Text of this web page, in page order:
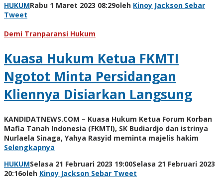
HUKUMRabu 1 Maret 2023 08:29oleh Kinoy Jackson Sebar
Tweet
Demi Tranparansi Hukum
Kuasa Hukum Ketua FKMTI
Ngotot Minta Persidangan
Kliennya Disiarkan Langsung
KANDIDATNEWS.COM – Kuasa Hukum Ketua Forum Korban
Mafia Tanah Indonesia (FKMTI), SK Budiardjo dan istrinya
Nurlaela Sinaga, Yahya Rasyid meminta majelis hakim
Selengkapnya
HUKUMSelasa 21 Februari 2023 19:00Selasa 21 Februari 2023
20:16oleh Kinoy Jackson Sebar Tweet